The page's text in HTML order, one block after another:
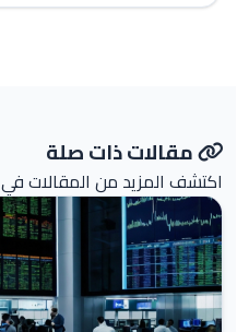
مقالات ذات صلة
اكتشف المزيد من المقالات في